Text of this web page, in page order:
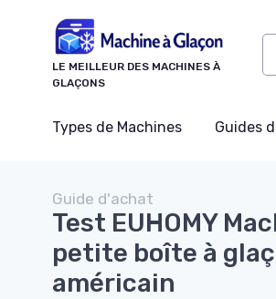
LE MEILLEUR DES MACHINES À
GLAÇONS
Types de Machines Guides
Guide d'achat
Test EUHOMY
petite boîte à
américain